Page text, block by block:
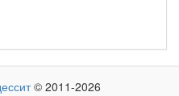
© 2011-2026